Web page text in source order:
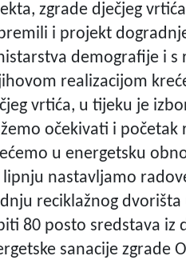
zgrade dječjeg
i projekt
demografije i s
realizacijom
vrtića, u tijeku je
očekivati i početak
u energetsku
lipnju nastavljamo
reciklažnog
80 posto sredstava iz
sanacije zgrade